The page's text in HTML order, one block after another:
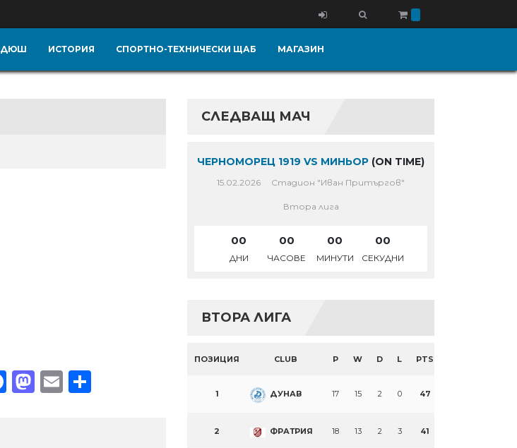
ДЮШ ИСТОРИЯ СПОРТНО-ТЕХНИЧЕСКИ ЩАБ МАГАЗИН
Facebook
Mastodon
EmailShare
СЛЕДВАЩ МАЧ
ЧЕРНОМОРЕЦ 1919 VS МИНЬОР (ON TIME)
15.02.2026 Стадион "Иван Притъргов"
Втора лига
00
ДНИ
00
ЧАСОВЕ
00
МИНУТИ
00
СЕКУДНИ
ВТОРА ЛИГА
ПОЗИЦИЯ CLUB P W D L PTS
1 ДУНАВ 17 15 2 0 47
2 ФРАТРИЯ 18 13 2 3 41